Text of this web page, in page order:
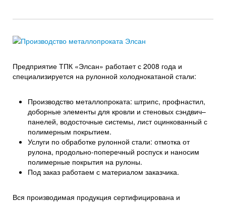
Предприятие ТПК «Элсан» работает с 2008 года и
специализируется на рулонной холоднокатаной стали:
Производство металлопроката: штрипс, профнастил,
доборные элементы для кровли и стеновых сэндвич–
панелей, водосточные системы, лист оцинкованный с
полимерным покрытием.
Услуги по обработке рулонной стали: отмотка от
рулона, продольно-поперечный роспуск и наносим
полимерные покрытия на рулоны.
Под заказ работаем с материалом заказчика.
Вся производимая продукция сертифицирована и